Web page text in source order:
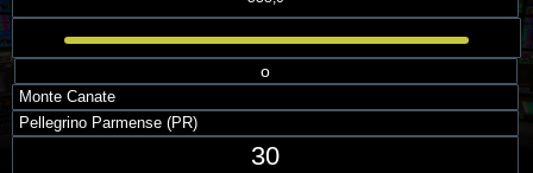
o
Monte Canate
Pellegrino Parmense (PR)
30